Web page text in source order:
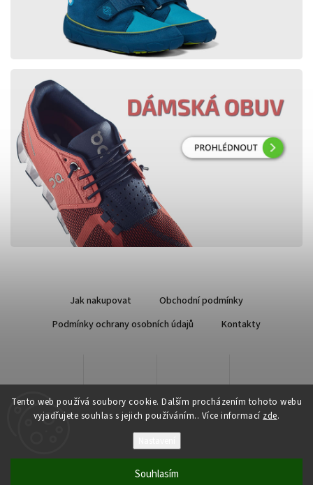
Tento web používá soubory cookie. Dalším procházením tohoto webu
vyjadřujete souhlas s jejich používáním.. Více informací zde.
Souhlasím
Jak nakupovat
Obchodní podmínky
Podmínky ochrany osobních údajů
Kontakty
Qsport.cz. Všechna práva vyhrazena.